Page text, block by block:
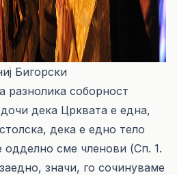
Бигорски
разнолика соборност
дека Црквата е една,
дека е едно тело
сме членови (Сп. 1.
значи, го сочинуваме